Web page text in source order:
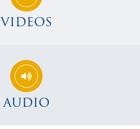
VIDEOS
AUDIO